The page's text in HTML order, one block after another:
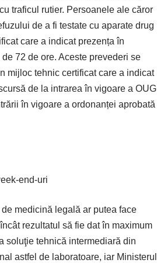
traficul rutier. Persoanele ale căror
de a fi testate cu aparate drug
care a indicat prezența în
72 de ore. Aceste prevederi se
mijloc tehnic certificat care a indicat
de la intrarea în vigoare a OUG
în vigoare a ordonanței aprobată
end-uri
medicină legală ar putea face
rezultatul să fie dat în maximum
soluţie tehnică intermediară din
astfel de laboratoare, iar Ministerul